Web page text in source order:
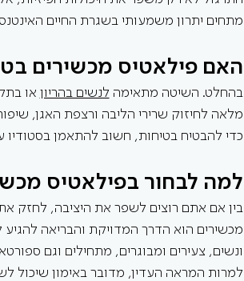
מתחים יתרון משמעותי בשגרת החיים
האם פילאטיס מכשירים
בהחלט. השיטה מתאימה לנשים בהריון או
מלאה לחיזוק שרירי הליבה ורצפת האגן,
כדי להבטיח בטיחות, חשוב להתאמן בסטודיו
למה לבחור בפילאטיס
בין אם אתם רוצים לשפר את היציבה, לחזק
מכשירים הוא הדרך המדויקת והבריאה
ונשים, צעירים ומבוגרים, מתחילים וגם
למרות המראה העדין, מדובר באימון